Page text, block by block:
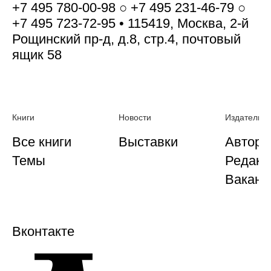
+7 495 780-00-98 ○ +7 495 231-46-79 ○
+7 495 723-72-95 • 115419, Москва, 2-й
Рощинский пр-д, д.8, стр.4, почтовый
ящик 58
Книги
Все книги
Темы
Новости
Выставки
Вконтакте